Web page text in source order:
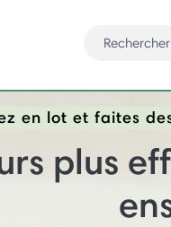
en lot et faites
plus